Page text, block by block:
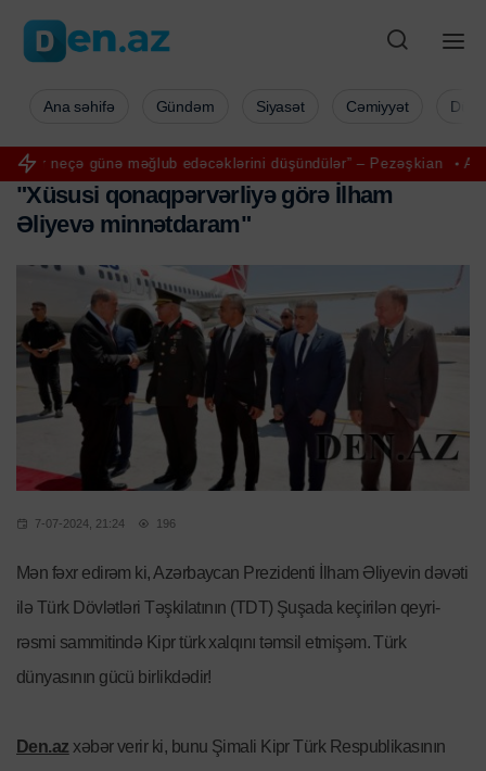
məğlub edəcəklərini düşündülər” – Pezəşkian Aya ilk addımı
Ana səhifə Gündəm Siyasət Cəmiyyət
"Xüsusi qonaqpərvərliyə görə İlham
Əliyevə minnətdaram"
7-07-2024, 21:24 196
Mən fəxr edirəm ki, Azərbaycan Prezidenti İlham Əliyevin dəvəti
ilə Türk Dövlətləri Təşkilatının (TDT) Şuşada keçirilən qeyri-
rəsmi sammitində Kipr türk xalqını təmsil etmişəm. Türk
dünyasının gücü birlikdədir!
Den.az xəbər verir ki, bunu Şimali Kipr Türk Respublikasının